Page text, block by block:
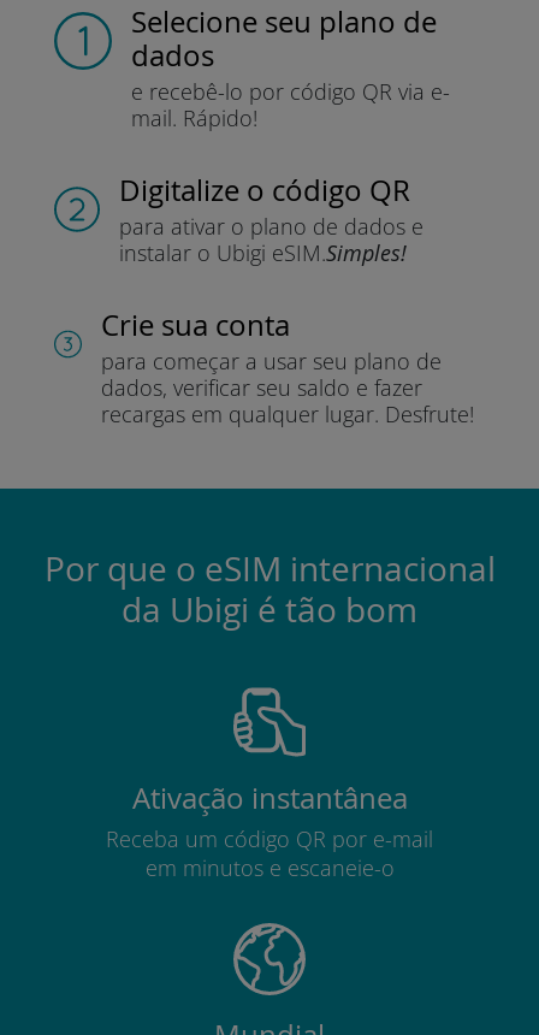
Selecione seu plano de
dados
e recebê-lo por código QR via e-
mail. Rápido!
Digitalize o código QR
para ativar o plano de dados e
instalar o Ubigi eSIM.Simples!
Crie sua conta
para começar a usar seu plano de
dados, verificar seu saldo e fazer
recargas em qualquer lugar. Desfrute!
Por que o eSIM internacional
da Ubigi é tão bom
Ativação instantânea
Receba um código QR por e-mail
em minutos e escaneie-o